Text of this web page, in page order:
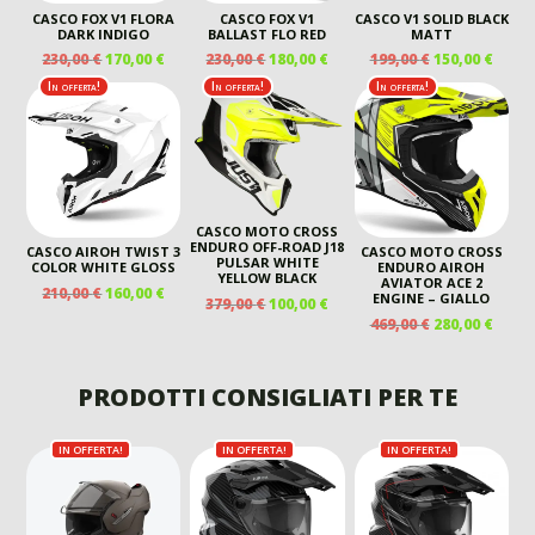
CASCO FOX V1 FLORA
DARK INDIGO
230,00€IL
PREZZO
ORIGINALE
ERA:
230,00 €.
170,00€IL
PREZZO
ATTUALE
170,00 €.
CASCO FOX V1
BALLAST FLO RED
230,00€IL
PREZZO
ORIGINALE
ERA:
230,00 €.
180,00€IL
PREZZO
ATTUALE
È:
180,00 €.
CASCO V1 SOLID BLACK
MATT
199,00€ IL
PREZZO
ORIGINALE
ERA:
199,00 €.
150,00€IL
È:
In offerta!
CASCO AIROH TWIST 3
COLOR WHITE GLOSS
210,00€IL
160,00€IL
PREZZO
In offerta!
CASCO MOTO CROSS
ENDURO OFF-ROAD J18
PULSAR WHITE
YELLOW BLACK
379,00€IL
379,00 €.
100,00€IL
PREZZO
100,00 €.
In offerta!
CASCO MOTO CROSS
ENDURO AIROH
AVIATOR ACE 2
ENGINE – GIALLO
469,00€ IL
ERA:
469,00 €.
280,00€IL
PRODOTTI CONSIGLIATI PER TE
IN OFFERTA! IN OFFERTA! IN OFFERTA!